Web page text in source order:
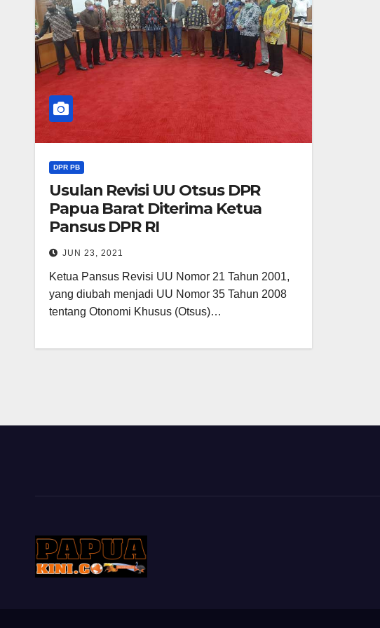
DPR PB
Usulan Revisi UU Otsus DPR
Papua Barat Diterima Ketua
Pansus DPR RI
JUN 23, 2021
Ketua Pansus Revisi UU Nomor 21 Tahun 2001,
yang diubah menjadi UU Nomor 35 Tahun 2008
tentang Otonomi Khusus (Otsus)…